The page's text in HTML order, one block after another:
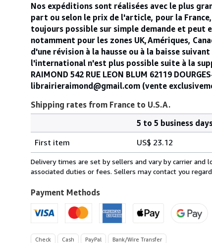
Nos expéditions sont réalisées avec le plus
part ou selon le prix de l'article, pour la
toujours possible sur simple demande et
notamment pour les zones UK,Amériques,
d'une révision à la hausse ou à la baisse
l'international n'est plus possible suite à la
RAIMOND 542 RUE LEON BLUM 62119
librairieraimond@gmail.com (vente
Shipping rates from France to U.S.A.
rates
from
France
U.S.A.
5 to 5 business
First item
US$ 23.12
Delivery times are set by sellers and vary by carrier and
associated duties or fees. Sellers may contact you
Payment Methods
Check Cash PayPal Bank/Wire Transfer